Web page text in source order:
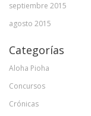
septiembre 2015
agosto 2015
Categorías
Aloha Pioha
Concursos
Crónicas